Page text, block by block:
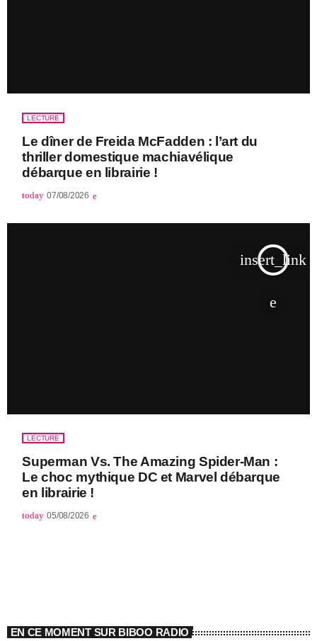
LECTURE
Le dîner de Freida McFadden : l’art du
thriller domestique machiavélique
débarque en librairie !
today 07/08/2026
insert_link
LECTURE
Superman Vs. The Amazing Spider-Man :
Le choc mythique DC et Marvel débarque
en librairie !
today 05/08/2026
EN CE MOMENT SUR BIBOO RADIO